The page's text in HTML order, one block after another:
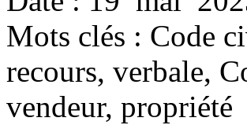
Mots clés : Code
recours, verbale,
vendeur, propriété